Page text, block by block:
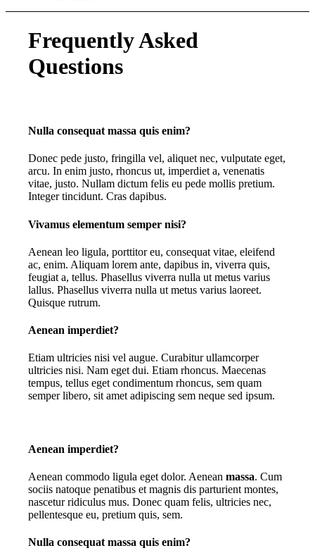
Frequently Asked
Questions
Nulla consequat massa quis enim?
Donec pede justo, fringilla vel, aliquet nec, vulputate eget,
arcu. In enim justo, rhoncus ut, imperdiet a, venenatis
vitae, justo. Nullam dictum felis eu pede mollis pretium.
Integer tincidunt. Cras dapibus.
Vivamus elementum semper nisi?
Aenean leo ligula, porttitor eu, consequat vitae, eleifend
ac, enim. Aliquam lorem ante, dapibus in, viverra quis,
feugiat a, tellus. Phasellus viverra nulla ut metus varius
lallus. Phasellus viverra nulla ut metus varius laoreet.
Quisque rutrum.
Aenean imperdiet?
Etiam ultricies nisi vel augue. Curabitur ullamcorper
ultricies nisi. Nam eget dui. Etiam rhoncus. Maecenas
tempus, tellus eget condimentum rhoncus, sem quam
semper libero, sit amet adipiscing sem neque sed ipsum.
Aenean imperdiet?
Aenean commodo ligula eget dolor. Aeneanmassa. Cum
sociis natoque penatibus et magnis dis parturient montes,
nascetur ridiculus mus. Donec quam felis, ultricies nec,
pellentesque eu, pretium quis, sem.
Nulla consequat massa quis enim?